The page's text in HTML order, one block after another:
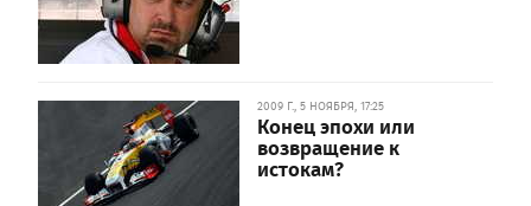
2009 Г., 5 НОЯБРЯ, 17:25
Конец эпохи или
возвращение к
истокам?